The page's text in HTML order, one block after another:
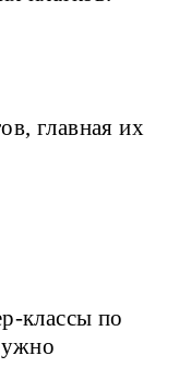
главная их
классы по